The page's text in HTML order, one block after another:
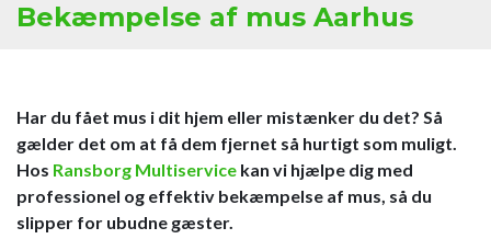
Bekæmpelse af mus Aarhus
Har du fået mus i dit hjem eller mistænker du det? Så
gælder det om at få dem fjernet så hurtigt som muligt.
Hos Ransborg Multiservice kan vi hjælpe dig med
professionel og effektiv bekæmpelse af mus, så du
slipper for ubudne gæster.